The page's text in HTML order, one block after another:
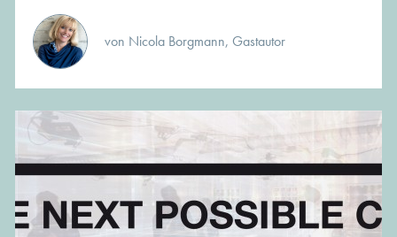
von Nicola Borgmann, Gastautor